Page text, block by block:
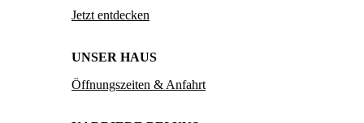
Jetzt entdecken
UNSER HAUS
Öffnungszeiten & Anfahrt